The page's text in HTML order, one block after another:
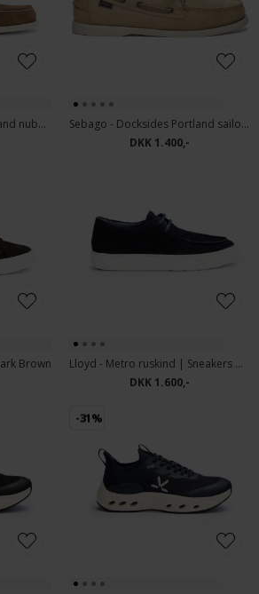
Sebago - Docksides Portland nubuck shoes | Sejlersko Dark Brown
Sebago - Docksides Portland sailor shoes | Sejlersko Beige Camel
DKK 1.400,-
Brown
Lloyd - Metro ruskind | Sneakers Navy
DKK 1.600,-
-31%